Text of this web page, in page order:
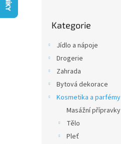
kategorie
Kategorie
Jídlo a nápoje
Drogerie
Zahrada
Bytová dekorace
Kosmetika a parfémy
Masážní přípravky
Tělo
Pleť